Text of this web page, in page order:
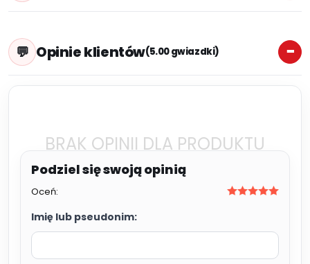
Opinie klientów(5.00 gwiazdki)
BRAK OPINII DLA PRODUKTU
Oceń:
Imię lub pseudonim: